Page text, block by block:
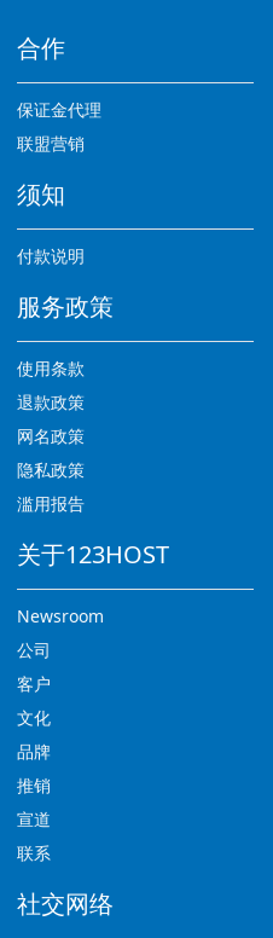
合作
保证金代理
联盟营销
须知
付款说明
服务政策
使用条款
退款政策
网名政策
隐私政策
滥用报告
关于123HOST
Newsroom
公司
客户
文化
品牌
推销
宣道
联系
社交网络